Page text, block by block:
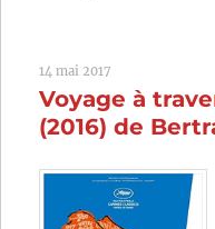
14 mai 2017
Voyage à
(2016) de